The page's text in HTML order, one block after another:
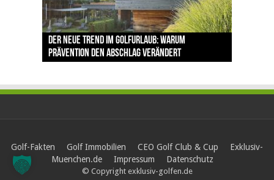
Der neue Trend im Golfurlaub: Warum
Prävention den Abschlag verändert
Luštica Bay baut Montenegros erste Golf-
Community weiter aus
Vom 85. Platz zur Claret Jug: Neuseeländer
schreibt bei The Open Geschichte
Claret Jug: Warum Scottie Scheffler die
berühmteste Golftrophäe zurückgeben muss
The Open 2026 in Royal Birkdale: Warum der
traditionsreiche Linksplatz zu den größten
Herausforderungen im Golfsport zählt
Golf-Fakten Golf Immobilien CEO Golf Club & Cup
Exklusiv-
Muenchen.de
Impressum Datenschutz
© Copyright exklusiv-golfen.de